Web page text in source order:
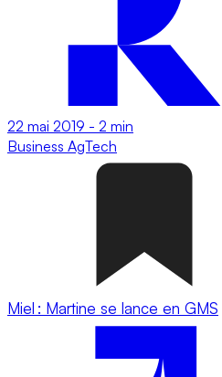
22 mai 2019 - 2 min
Business AgTech
Miel : Martine se lance en GMS